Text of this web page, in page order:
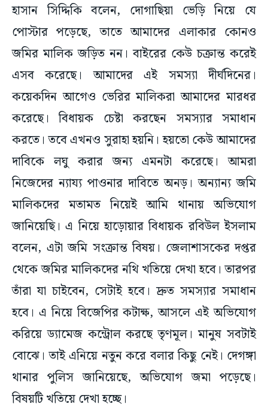
হাসান সিদ্দিকি বলেন, দোগাছিয়া ভেড়ি নিয়ে যে
পোস্টার পড়েছে, তাতে আমাদের এলাকার কোনও
জমির মালিক জড়িত নন। বাইরের কেউ চক্রান্ত করেই
এসব করেছে। আমাদের এই সমস্যা দীর্ঘদিনের।
কয়েকদিন আগেও ভেরির মালিকরা আমাদের মারধর
করেছে। বিধায়ক চেষ্টা করছেন সমস্যার সমাধান
করতে। তবে এখনও সুরাহা হয়নি। হয়তো কেউ আমাদের
দাবিকে লঘু করার জন্য এমনটা করেছে। আমরা
নিজেদের ন্যায্য পাওনার দাবিতে অনড়। অন্যান্য জমি
মালিকদের মতামত নিয়েই আমি থানায় অভিযোগ
জানিয়েছি। এ নিয়ে হাড়োয়ার বিধায়ক রবিউল ইসলাম
বলেন, এটা জমি সংক্রান্ত বিষয়। জেলাশাসকের দপ্তর
থেকে জমির মালিকদের নথি খতিয়ে দেখা হবে। তারপর
তাঁরা যা চাইবেন, সেটাই হবে। দ্রুত সমস্যার সমাধান
হবে। এ নিয়ে বিজেপির কটাক্ষ, আসলে এই অভিযোগ
করিয়ে ড্যামেজ কন্ট্রোল করছে তৃণমূল। মানুষ সবটাই
বোঝে। তাই এনিয়ে নতুন করে বলার কিছু নেই। দেগঙ্গা
থানার পুলিস জানিয়েছে, অভিযোগ জমা পড়েছে।
বিষয়টি খতিয়ে দেখা হচ্ছে।